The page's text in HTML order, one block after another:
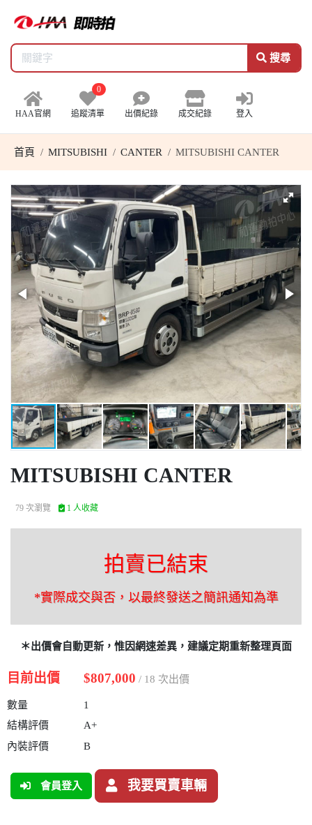
搜尋
HAA官網
0
追蹤清單 出價紀錄 成交紀錄 登入
首頁 MITSUBISHI CANTER MITSUBISHI CANTER
MITSUBISHI CANTER
79 次瀏覽 1 人收藏
拍賣已結束
*實際成交與否，以最終發送之簡訊通知為準
＊出價會自動更新，惟因網速差異，建議定期重新整理頁面
目前出價 $807,000 / 18 次出價
數量
1
結構評價
A+
內裝評價
B
會員登入 我要買賣車輛